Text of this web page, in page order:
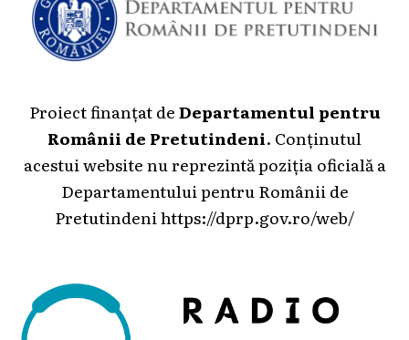
Proiect finanțat deDepartamentul pentru
Românii de Pretutindeni. Conținutul
acestui website nu reprezintă poziția oficială a
Departamentului pentru Românii de
Pretutindeni https://dprp.gov.ro/web/